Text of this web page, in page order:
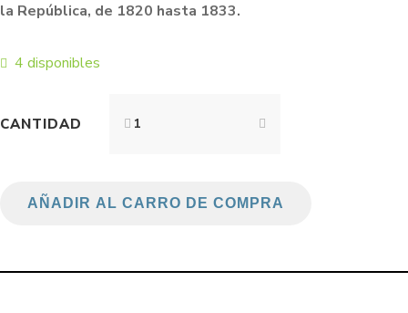
la República, de 1820 hasta 1833.
4 disponibles
CANTIDAD
AÑADIR AL CARRO DE COMPRA